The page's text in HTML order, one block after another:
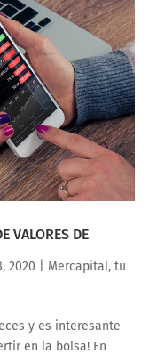
VALORES DE
2020
Mercapital, tu
y es interesante
en la bolsa! En